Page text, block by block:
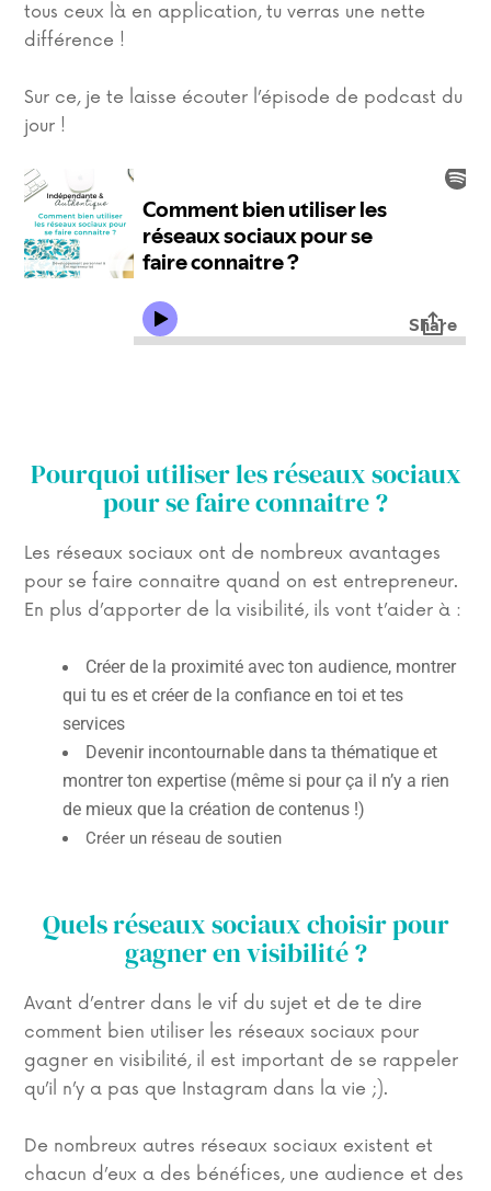
tous ceux là en application, tu verras une nette
différence !
Sur ce, je te laisse écouter l’épisode de podcast du
jour !
Pourquoi utiliser les réseaux sociaux
pour se faire connaitre ?
Les réseaux sociaux ont de nombreux avantages
pour se faire connaitre quand on est entrepreneur.
En plus d’apporter de la visibilité, ils vont t’aider à :
Créer de la proximité avec ton audience, montrer
qui tu es et créer de la confiance en toi et tes
services
Devenir incontournable dans ta thématique et
montrer ton expertise (même si pour ça il n’y a rien
de mieux que la création de contenus !)
Créer un réseau de soutien
Quels réseaux sociaux choisir pour
gagner en visibilité ?
Avant d’entrer dans le vif du sujet et de te dire
comment bien utiliser les réseaux sociaux pour
gagner en visibilité, il est important de se rappeler
qu’il n’y a pas que Instagram dans la vie ;).
De nombreux autres réseaux sociaux existent et
chacun d’eux a des bénéfices, une audience et des